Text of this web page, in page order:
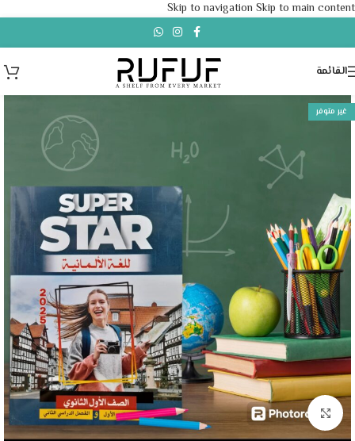
Skip to navigation Skip to main content
القائمة
غير متوفر
Click to enlarge